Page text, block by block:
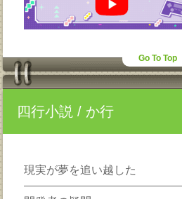
Go To Top
四行小説 / か行
現実が夢を追い越した